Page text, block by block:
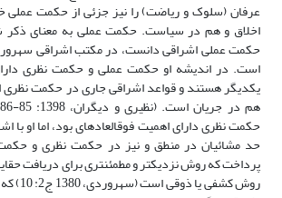
عرفان (سلوک و ریاضت) را نیز جزئی از حکمت
اخلاق و هم در سیاست. حکمت عملی به معنای ذکر
حکمت عملی اشراقی دانست، در مکتب اشراقی
است. در اندیشه او حکمت عملی و حکمت نظری دارای
یکدیگر هستند و قواعد اشراقی جاری در حکمت
حکمت نظری دارای اهمیت فوق­العاده­ای بود، اما او با
حد مشائیان در منطق و نیز در حکمت نظری و
پرداخت که روش نزدیک­تر و مطمئن­تری برای دریافت
روش